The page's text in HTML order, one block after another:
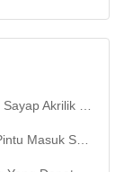
Metro Subway
Ketebalan 1.5mm